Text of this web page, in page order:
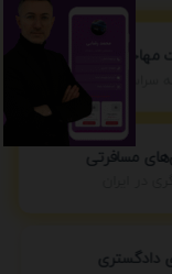
ایران
جهان
مسافرتی
دادگستری